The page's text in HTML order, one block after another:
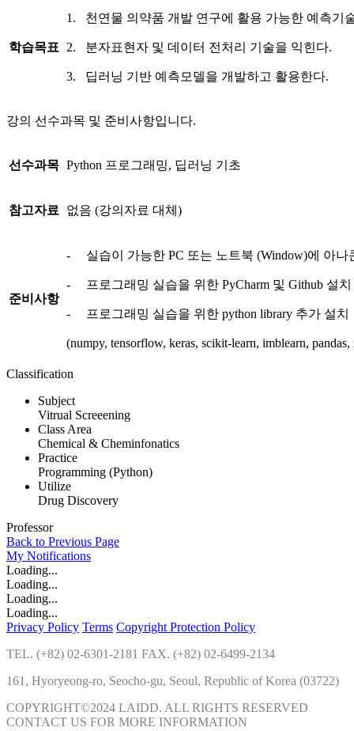
학습목표
1. 천연물 의약품 개발 연구에 활용 가능한 예측기
2. 분자표현자 및 데이터 전처리 기술을 익힌다.
3. 딥러닝 기반 예측모델을 개발하고 활용한다.
강의 선수과목 및 준비사항입니다.
선수과목 Python 프로그래밍, 딥러닝 기초
참고자료 없음 (강의자료 대체)
준비사항
- 실습이 가능한 PC 또는 노트북 (Window)에 아나
- 프로그래밍 실습을 위한 PyCharm 및 Github 설치
- 프로그래밍 실습을 위한 python library 추가 설치
(numpy, tensorflow, keras, scikit-learn, imblearn,
Classification
Subject
Vitrual Screeening
Class Area
Chemical & Cheminfonatics
Practice
Programming (Python)
Utilize
Drug Discovery
Professor
Back to Previous Page
My Notifications
Loading...
Loading...
Loading...
Loading...
Privacy Policy Terms Copyright Protection Policy
TEL. (+82) 02-6301-2181 FAX. (+82) 02-6499-2134
161, Hyoryeong-ro, Seocho-gu, Seoul, Republic of Korea (03722)
COPYRIGHT©2024 LAIDD. ALL RIGHTS RESERVED
CONTACT US FOR MORE INFORMATION